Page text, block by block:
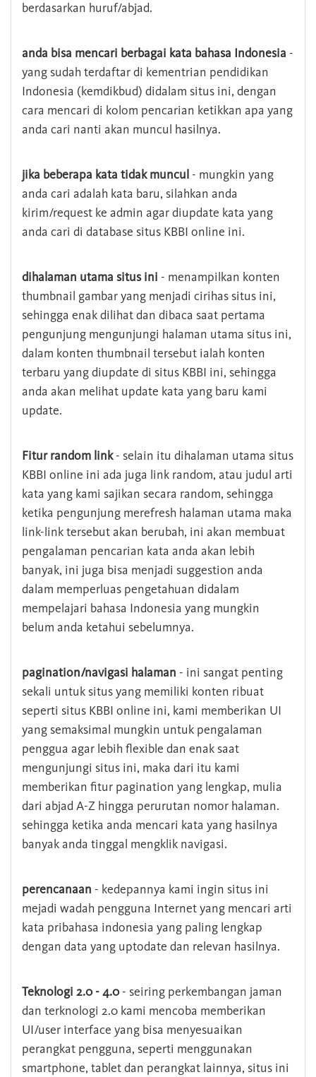
berdasarkan huruf/abjad.
anda bisa mencari berbagai kata bahasa Indonesia -
yang sudah terdaftar di kementrian pendidikan
Indonesia (kemdikbud) didalam situs ini, dengan
cara mencari di kolom pencarian ketikkan apa yang
anda cari nanti akan muncul hasilnya.
jika beberapa kata tidak muncul - mungkin yang
anda cari adalah kata baru, silahkan anda
kirim/request ke admin agar diupdate kata yang
anda cari di database situs KBBI online ini.
dihalaman utama situs ini - menampilkan konten
thumbnail gambar yang menjadi cirihas situs ini,
sehingga enak dilihat dan dibaca saat pertama
pengunjung mengunjungi halaman utama situs ini,
dalam konten thumbnail tersebut ialah konten
terbaru yang diupdate di situs KBBI ini, sehingga
anda akan melihat update kata yang baru kami
update.
Fitur random link- selain itu dihalaman utama situs
KBBI online ini ada juga link random, atau judul arti
kata yang kami sajikan secara random, sehingga
ketika pengunjung merefresh halaman utama maka
link-link tersebut akan berubah, ini akan membuat
pengalaman pencarian kata anda akan lebih
banyak, ini juga bisa menjadi suggestion anda
dalam memperluas pengetahuan didalam
mempelajari bahasa Indonesia yang mungkin
belum anda ketahui sebelumnya.
pagination/navigasi halaman - ini sangat penting
sekali untuk situs yang memiliki konten ribuat
seperti situs KBBI online ini, kami memberikan UI
yang semaksimal mungkin untuk pengalaman
penggua agar lebih flexible dan enak saat
mengunjungi situs ini, maka dari itu kami
memberikan fitur pagination yang lengkap, mulia
dari abjad A-Z hingga perurutan nomor halaman.
sehingga ketika anda mencari kata yang hasilnya
banyak anda tinggal mengklik navigasi.
perencanaan - kedepannya kami ingin situs ini
mejadi wadah pengguna Internet yang mencari arti
kata pribahasa indonesia yang paling lengkap
dengan data yang uptodate dan relevan hasilnya.
Teknologi 2.0 - 4.0- seiring perkembangan jaman
dan terknologi 2.0 kami mencoba memberikan
UI/user interface yang bisa menyesuaikan
perangkat pengguna, seperti menggunakan
smartphone, tablet dan perangkat lainnya, situs ini